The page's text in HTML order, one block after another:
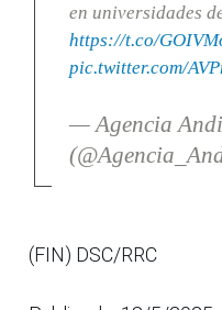
en universidades
https://t.co/
pic.twitter.com/
— Agencia
(FIN) DSC/RRC